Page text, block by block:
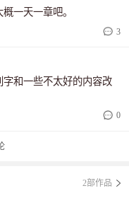
一天一章吧。
3
和一些不太好的内容改
0
2部作品